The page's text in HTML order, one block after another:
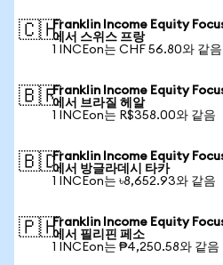
🇨🇭Franklin Income Equity
에서 스위스 프랑
1 INCEon는 CHF 56.80와 같음
🇧🇷Franklin Income Equity
에서 브라질 헤알
1 INCEon는 R$358.00와 같음
🇧🇩Franklin Income Equity
에서 방글라데시 타카
1 INCEon는 ৳8,652.93와 같음
🇵🇭Franklin Income Equity
에서 필리핀 페소
1 INCEon는 ₱4,250.58와 같음